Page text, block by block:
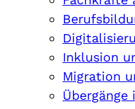
Inklusion
Migration